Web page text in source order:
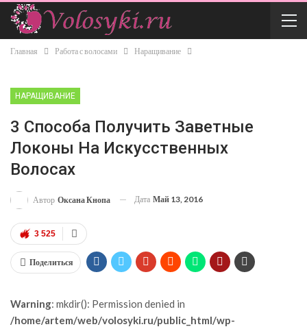
Главная Работа с волосами Наращивание
НАРАЩИВАНИЕ
3 Способа Получить Заветные
Локоны На Искусственных
Волосах
Автор Оксана Кнопа Дата Май 13, 2016
3 525
Поделиться
Warning: mkdir(): Permission denied in
/home/artem/web/volosyki.ru/public_html/wp-